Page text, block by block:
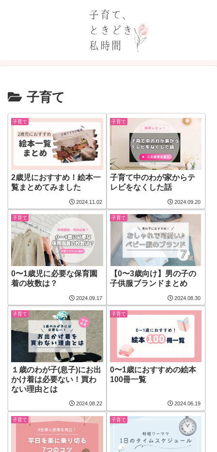
子育て
子育て
2歳児におすすめ！絵本一
覧まとめてみました
2024.11.02
子育て
子育て中のわが家からテ
レビをなくした話
2024.09.20
子育て
0〜1歳児に必要な保育園
着の枚数は？
2024.09.17
子育て
【0〜3歳向け】男の子の
子供服ブランドまとめ
2024.08.30
子育て
１歳のわが子(息子)にお出
かけ着は必要ない！買わ
ない理由とは
2024.08.22
子育て
0〜1歳におすすめの絵本
100冊一覧
2024.06.19
子育て 子育て